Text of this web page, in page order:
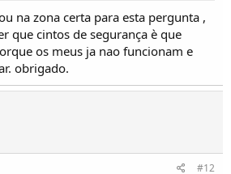
na zona certa para esta pergunta ,
que cintos de segurança è que
os meus ja nao funcionam e
obrigado.
#12